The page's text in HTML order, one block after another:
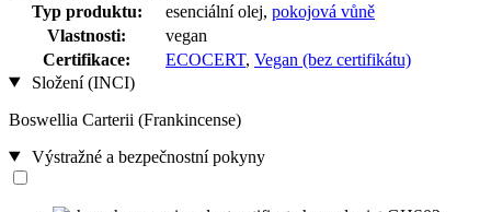
Typ produktu:
esenciální olej, pokojová vůně
Vlastnosti:
vegan
Certifikace:
ECOCERT, Vegan (bez certifikátu)
Složení (INCI)
Boswellia Carterii (Frankincense)
Výstražné a bezpečnostní pokyny